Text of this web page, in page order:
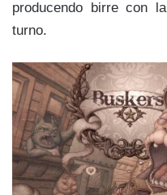
producendo birre con
turno.